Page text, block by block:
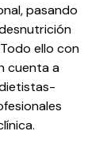
pasando
ello con
cuenta a